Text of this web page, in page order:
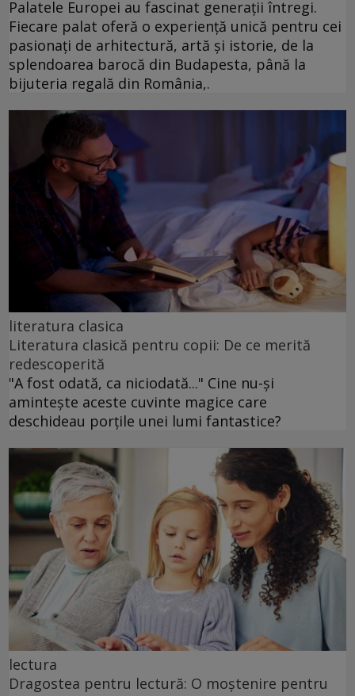
Palatele Europei au fascinat generații întregi.
Fiecare palat oferă o experiență unică pentru cei
pasionați de arhitectură, artă și istorie, de la
splendoarea barocă din Budapesta, până la
bijuteria regală din România,.
literatura clasica
Literatura clasică pentru copii: De ce merită
redescoperită
"A fost odată, ca niciodată..." Cine nu-și
amintește aceste cuvinte magice care
deschideau porțile unei lumi fantastice?
lectura
Dragostea pentru lectură: O moștenire pentru